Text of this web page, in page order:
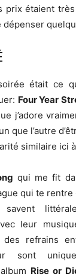
prix étaient
dépenser
était ce
Four Year
j’adore
que l’autre
similaire ici
qui me fit
qui te rentre
leur
des refrains
sont
Rise or